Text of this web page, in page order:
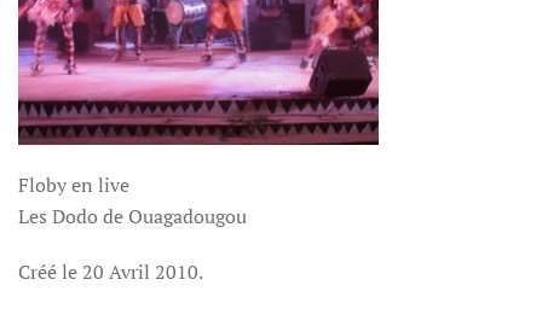
Floby en live
Les Dodo de Ouagadougou
Créé le 20 Avril 2010.